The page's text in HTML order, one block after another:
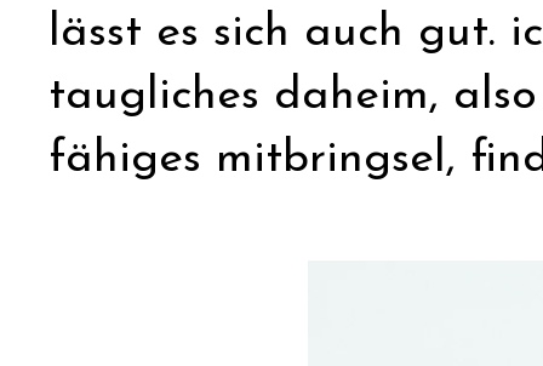
lässt es sich auch gut.
taugliches daheim,
fähiges mitbringsel,